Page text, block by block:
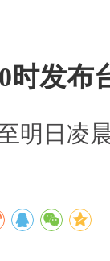
时发布
明日凌